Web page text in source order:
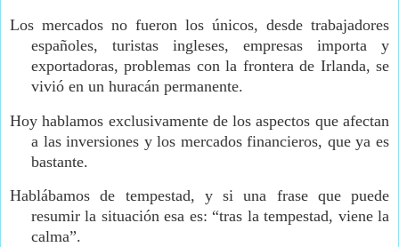
Los mercados no fueron los únicos, desde trabajadores
españoles, turistas ingleses, empresas importa y
exportadoras, problemas con la frontera de Irlanda, se
vivió en un huracán permanente.
Hoy hablamos exclusivamente de los aspectos que afectan
a las inversiones y los mercados financieros, que ya es
bastante.
Hablábamos de tempestad, y si una frase que puede
resumir la situación esa es: “tras la tempestad, viene la
calma”.